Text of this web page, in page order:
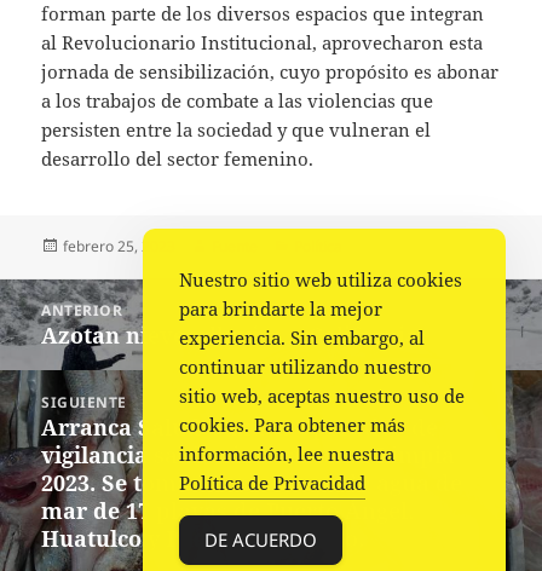
forman parte de los diversos espacios que integran
al Revolucionario Institucional, aprovecharon esta
jornada de sensibilización, cuyo propósito es abonar
a los trabajos de combate a las violencias que
persisten entre la sociedad y que vulneran el
desarrollo del sector femenino.
Publicado
febrero 25, 2023
Navegación
de
entradas
ANTERIOR
Entrada
anterior:
Azotan nieve y lluvias a California
SIGUIENTE
Siguiente
entrada:
Arranca Salud Oaxaca Operativo de
vigilancia sanitaria Cuaresma Limpia
2023. Se tomarán muestras de agua de
mar de 17 playas de Puerto Ángel,
Huatulco y Puerto Escondido.
Nuestro sitio web utiliza cookies
para brindarte la mejor
experiencia. Sin embargo, al
continuar utilizando nuestro
sitio web, aceptas nuestro uso de
cookies. Para obtener más
información, lee nuestra
Política de Privacidad
DE ACUERDO